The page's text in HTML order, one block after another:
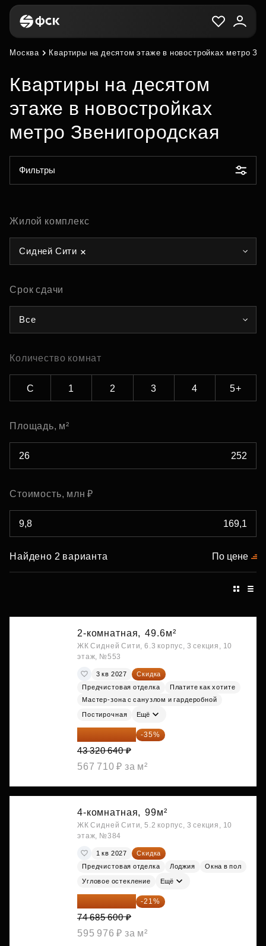
Москва Квартиры на десятом этаже в новостройках метро
Квартиры на десятом
этаже в новостройках
метро Звенигородская
Фильтры
Жилой комплекс
Сидней Сити
Срок сдачи
Все
Количество комнат
С 1 2 3 4 5+
Площадь, м²
Стоимость, млн ₽
Найдено 2 варианта По цене
2-комнатная, 49.6м²
ЖК Сидней Сити, 6.3 корпус, 3 секция, 10
этаж, №553
3 кв 2027
Скидка
Предчистовая отделка
Платите как хотите
Мастер-зона с санузлом и гардеробной
Постирочная Ещё
28 158 416 ₽ -35%
43 320 640 ₽
567 710 ₽ за м²
4-комнатная, 99м²
ЖК Сидней Сити, 5.2 корпус, 3 секция, 10
этаж, №384
1 кв 2027
Скидка
Предчистовая отделка
Лоджия Окна в пол
Угловое остекление Ещё
59 001 624 ₽ -21%
74 685 600 ₽
595 976 ₽ за м²